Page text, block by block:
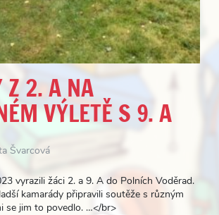
Z 2. A NA
VÝLETĚ S 9. A
Švarcová
vyrazili žáci 2. a 9. A do Polních Voděrad.
kamarády připravili soutěže s různým
se jim to povedlo. …</br>